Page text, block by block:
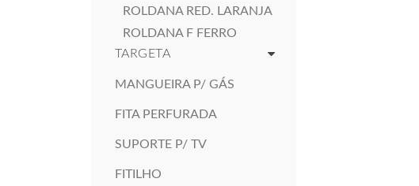
ROLDANA RED. LARANJA
ROLDANA F FERRO
TARGETA
MANGUEIRA P/ GÁS
FITA PERFURADA
SUPORTE P/ TV
FITILHO